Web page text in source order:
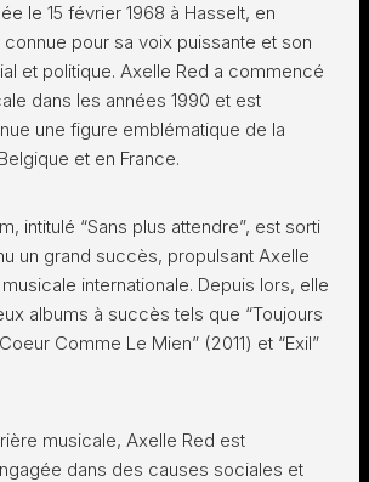
le 15 février 1968 à Hasselt, en
pour sa voix puissante et son
et politique. Axelle Red a commencé
dans les années 1990 et est
une figure emblématique de la
et en France.
intitulé “Sans plus attendre”, est sorti
un grand succès, propulsant Axelle
internationale. Depuis lors, elle
albums à succès tels que “Toujours
Comme Le Mien” (2011) et “Exil”
musicale, Axelle Red est
dans des causes sociales et